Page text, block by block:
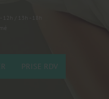
PRISE RDV